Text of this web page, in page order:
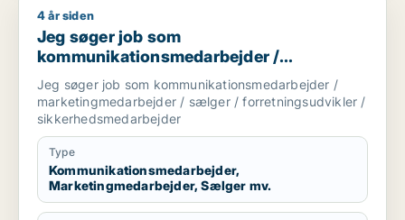
Jeg søger job som kommunikationsmedarbejder /
4 år siden
Jeg søger job som
kommunikationsmedarbejder /
marketingmedarbejder / sælger /
forretningsudvikler /
sikkerhedsmedarbejder
Jeg søger job som kommunikationsmedarbejder /
marketingmedarbejder / sælger / forretningsudvikler /
sikkerhedsmedarbejder
Type
Kommunikationsmedarbejder,
Marketingmedarbejder, Sælger mv.